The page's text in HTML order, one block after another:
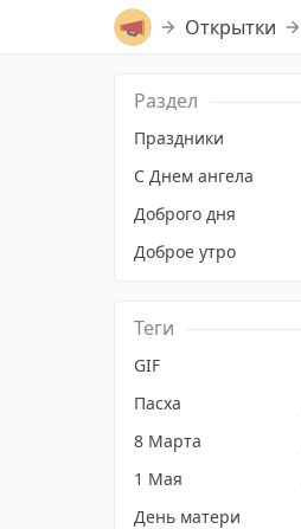
Открытки
Раздел
Праздники
С Днем ангела
Доброго дня
Доброе утро
Теги
GIF
Пасха
8 Марта
1 Мая
День матери